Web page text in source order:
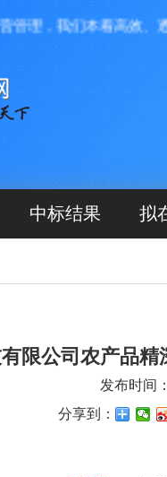
，我们本着高效、透
中标结果 拟
限公司农产品
发布时间
分享到：